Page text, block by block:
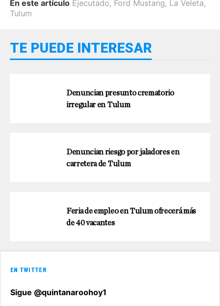
En este artículo Ejecutado, Ford Mustang, La Veleta,
Tulum
TE PUEDE INTERESAR
Denuncian presunto crematorio
irregular en Tulum
Denuncian riesgo por jaladores en
carretera de Tulum
Feria de empleo en Tulum ofrecerá más
de 40 vacantes
EN TWITTER
Sigue @quintanaroohoy1